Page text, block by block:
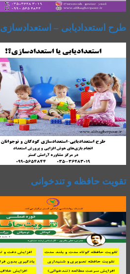
طرح استعدادیابی – استعدادسازی
تقویت حافظه و تندخوانی